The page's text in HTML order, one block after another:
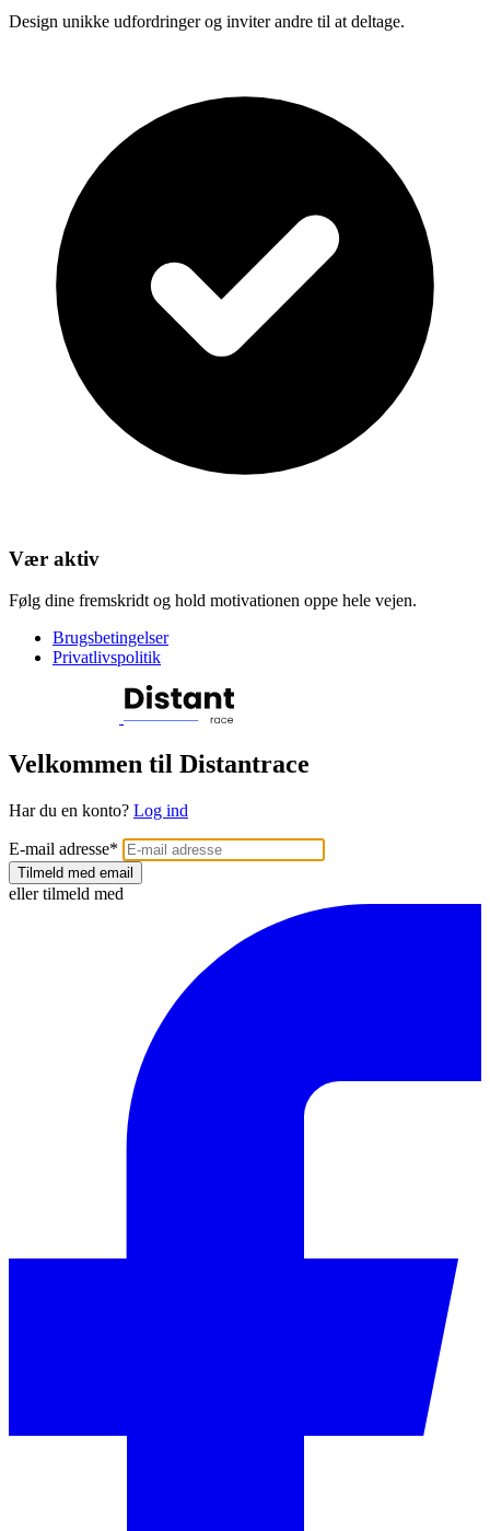
Design unikke udfordringer og inviter andre til at deltage.
Vær aktiv
Følg dine fremskridt og hold motivationen oppe hele vejen.
Brugsbetingelser
Privatlivspolitik
Velkommen til Distantrace
Har du en konto? Log ind
E-mail adresse*
Tilmeld med email
eller tilmeld med